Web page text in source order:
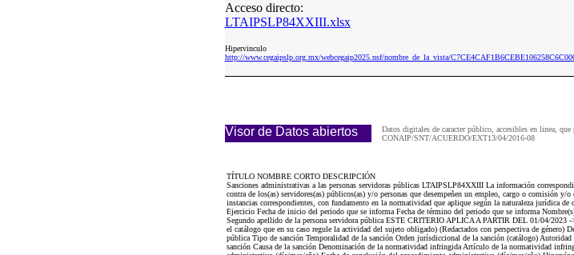
Acceso directo:
LTAIPSLP84XXIII.xlsx
Hipervinculo
http://www.cegaipslp.org.mx/webcegaip2025.nsf/nombre_de_la_vista/
Visor de Datos abiertos
Datos digitales de caracter público, accesibles en linea,
CONAIP/SNT/ACUERDO/EXT13/04/2016-08
TÍTULO NOMBRE CORTO DESCRIPCIÓN
Sanciones administrativas a las personas servidoras públicas LTAIPSLP84XXIII La información
contra de los(as) servidores(as) públicos(as) y/o personas que desempeñen un empleo, cargo o comisión
instancias correspondientes, con fundamento en la normatividad que aplique según la naturaleza jurídica de
Ejercicio Fecha de inicio del periodo que se informa Fecha de término del periodo que se informa
Segundo apellido de la persona servidora pública ESTE CRITERIO APLICA A PARTIR DEL 01/04/2023
el catálogo que en su caso regule la actividad del sujeto obligado) (Redactados con perspectiva de género)
pública Tipo de sanción Temporalidad de la sanción Orden jurísdiccional de la sanción (catálogo)
sanción Causa de la sanción Denominación de la normatividad infringida Artículo de la normatividad